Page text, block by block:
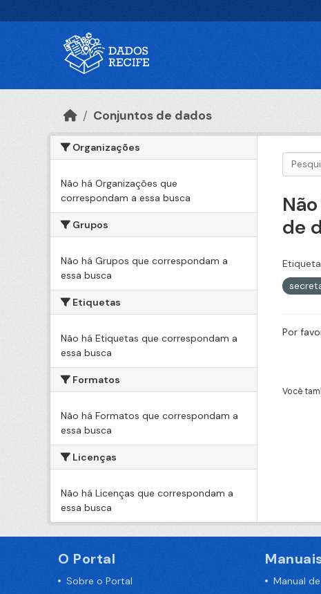
Conjuntos de dados
Organizações
Não há Organizações que
correspondam a essa busca
Grupos
Não há Grupos que correspondam a
essa busca
Etiquetas
Não há Etiquetas que correspondam a
essa busca
Formatos
Não há Formatos que correspondam a
essa busca
Licenças
Não há Licenças que correspondam a
essa busca
de
Por
Você
O Portal
Sobre o Portal
Manual